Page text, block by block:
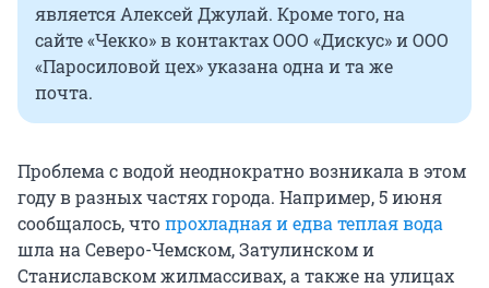
является Алексей Джулай. Кроме того, на
сайте «Чекко» в контактах ООО «Дискус» и ООО
«Паросиловой цех» указана одна и та же
почта.
Проблема с водой неоднократно возникала в этом
году в разных частях города. Например, 5 июня
сообщалось, чтопрохладная и едва теплая вода
шла на Северо-Чемском, Затулинском и
Станиславском жилмассивах, а также на улицах